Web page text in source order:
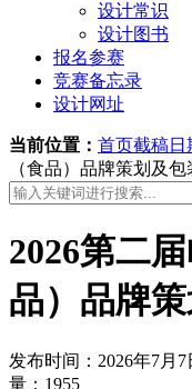
设计常识
设计图书
报名参赛
竞赛备忘录
设计网址
当前位置： 首页截稿日
（食品）品牌策划及
2026第二
品）品牌
发布时间：2026年7月7
量：1955